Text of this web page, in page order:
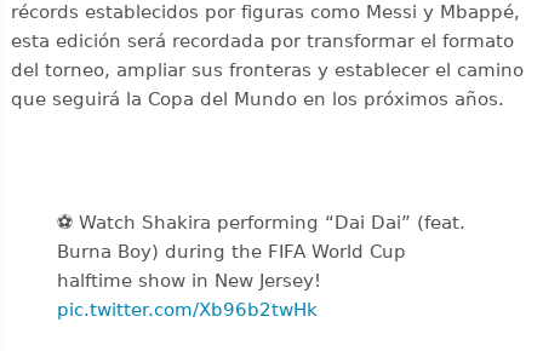
récords establecidos por figuras como Messi y Mbappé,
esta edición será recordada por transformar el formato
del torneo, ampliar sus fronteras y establecer el camino
que seguirá la Copa del Mundo en los próximos años.
⚽️️ Watch Shakira performing “Dai Dai” (feat.
Burna Boy) during the FIFA World Cup
halftime show in New Jersey!
pic.twitter.com/Xb96b2twHk